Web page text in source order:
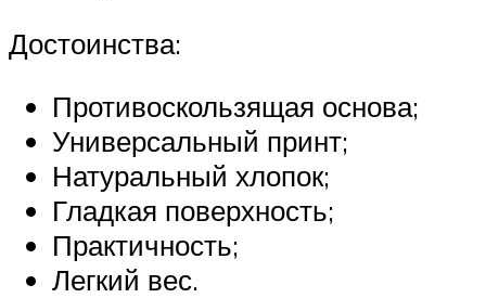
Достоинства:
Противоскользящая основа;
Универсальный принт;
Натуральный хлопок;
Гладкая поверхность;
Практичность;
Легкий вес.